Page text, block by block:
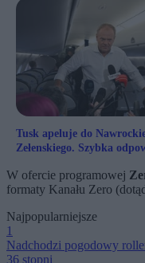
Tusk apeluje do
Zełenskiego. Szybka
W ofercie programowej
formaty Kanału Zero
Najpopularniejsze
1
Nadchodzi pogodowy
36 stopni